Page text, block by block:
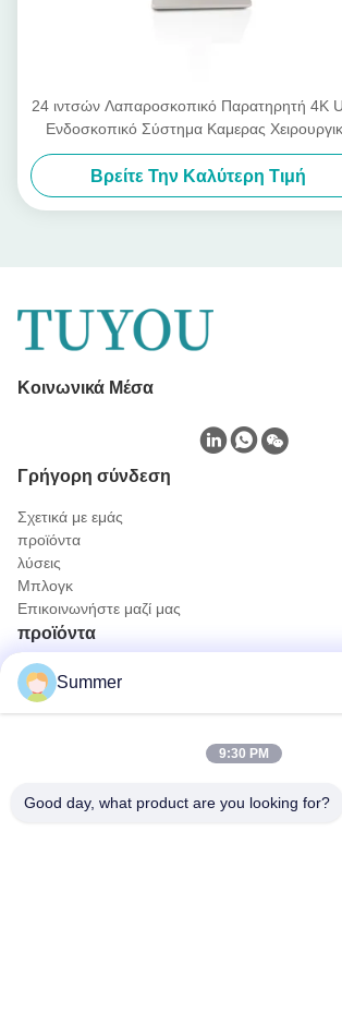
24 ιντσών Λαπαροσκοπικό Παρατηρητή 4K
Ενδοσκοπικό Σύστημα Καμερας Χειρουργική
LED με φωτεινή πηγή
Βρείτε Την Καλύτερη Τιμή
Κοινωνικά Μέσα
Γρήγορη σύνδεση
Σχετικά με εμάς
προϊόντα
λύσεις
Μπλογκ
Επικοινωνήστε μαζί μας
προϊόντα
Φορητή κάμερα ενδοσκόπου
Ιατρική κάμερα ενδοσκοπίων
4K σύστημα καμερών ενδοσκοπίων
Πλήρες σύστημα καμερών ενδοσκοπίων HD
Όλα σε μία ιατρική ενδοσκοπική κάμερα
Γρήγορη επικοινωνία
Summer
9:30 PM
Good day, what product are you looking for?